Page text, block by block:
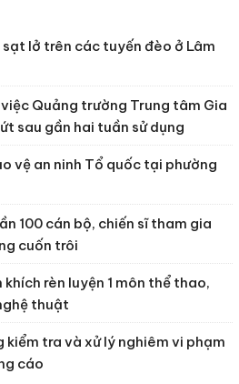
lở trên các tuyến đèo ở Lâm
Quảng trường Trung tâm Gia
sau gần hai tuần sử dụng
vệ an ninh Tổ quốc tại phường
100 cán bộ, chiến sĩ tham gia
cuốn trôi
rèn luyện 1 môn thể thao,
thuật
kiểm tra và xử lý nghiêm vi phạm
cáo